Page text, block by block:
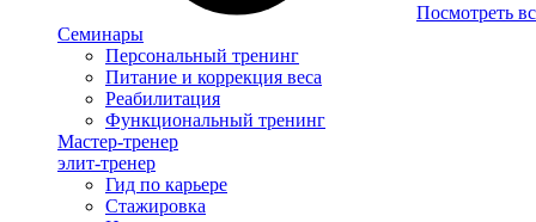
Посмотреть
Семинары
Персональный тренинг
Питание и коррекция веса
Реабилитация
Функциональный тренинг
Мастер-тренер
элит-тренер
Гид по карьере
Стажировка